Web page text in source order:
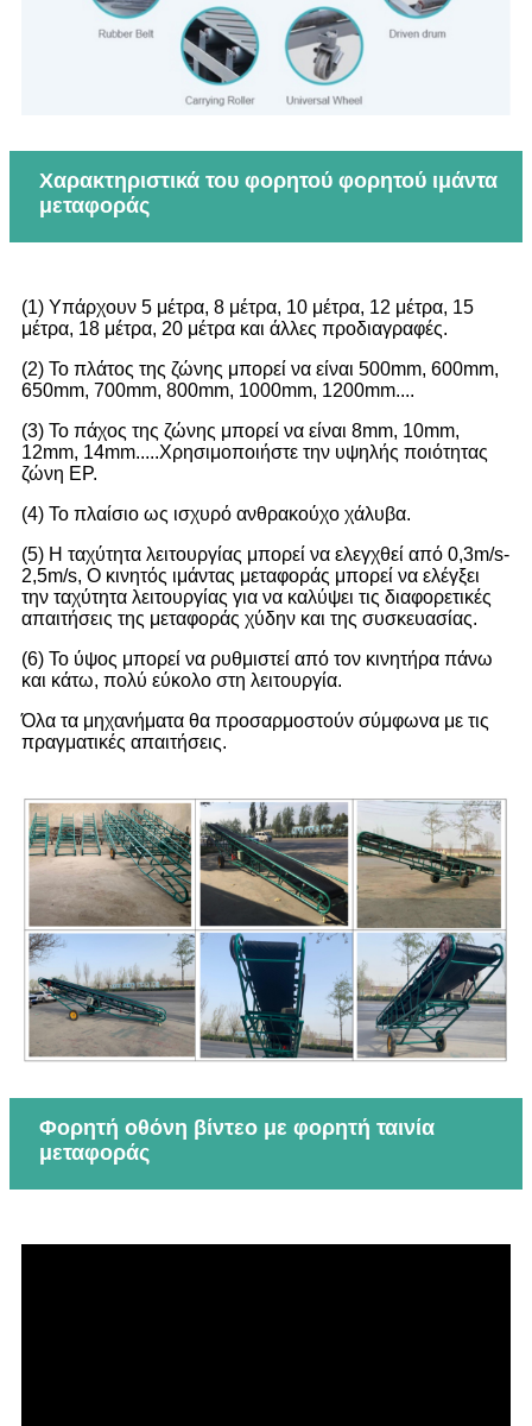
Χαρακτηριστικά του φορητού φορητού ιμάντα
μεταφοράς
(1) Υπάρχουν 5 μέτρα, 8 μέτρα, 10 μέτρα, 12 μέτρα, 15
μέτρα, 18 μέτρα, 20 μέτρα και άλλες προδιαγραφές.
(2) Το πλάτος της ζώνης μπορεί να είναι 500mm, 600mm,
650mm, 700mm, 800mm, 1000mm, 1200mm....
(3) Το πάχος της ζώνης μπορεί να είναι 8mm, 10mm,
12mm, 14mm.....Χρησιμοποιήστε την υψηλής ποιότητας
ζώνη EP.
(4) Το πλαίσιο ως ισχυρό ανθρακούχο χάλυβα.
(5) Η ταχύτητα λειτουργίας μπορεί να ελεγχθεί από 0,3m/s-
2,5m/s, Ο κινητός ιμάντας μεταφοράς μπορεί να ελέγξει
την ταχύτητα λειτουργίας για να καλύψει τις διαφορετικές
απαιτήσεις της μεταφοράς χύδην και της συσκευασίας.
(6) Το ύψος μπορεί να ρυθμιστεί από τον κινητήρα πάνω
και κάτω, πολύ εύκολο στη λειτουργία.
Όλα τα μηχανήματα θα προσαρμοστούν σύμφωνα με τις
πραγματικές απαιτήσεις.
Φορητή οθόνη βίντεο με φορητή ταινία
μεταφοράς